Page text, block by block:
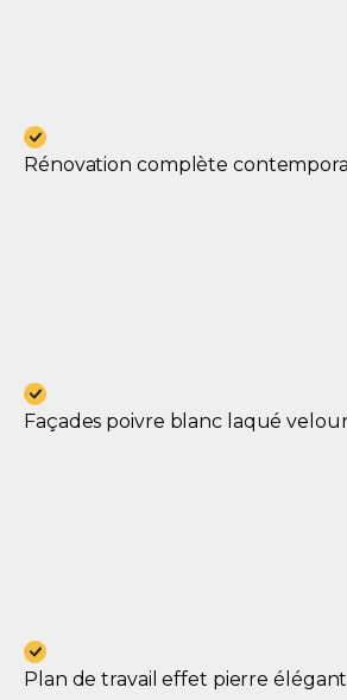
Rénovation complète
Façades poivre blanc laqué
Plan de travail effet pierre élégant